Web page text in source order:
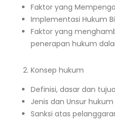
Faktor yang
Implementasi Hukum
Faktor yang
penerapan hukum
Konsep hukum
Definisi, dasar dan
Jenis dan Unsur hukum
Sanksi atas